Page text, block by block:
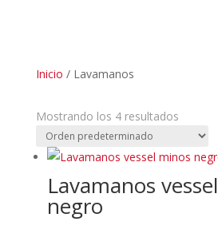
Inicio / Lavamanos
Mostrando los 4 resultados
Lavamanos
negro